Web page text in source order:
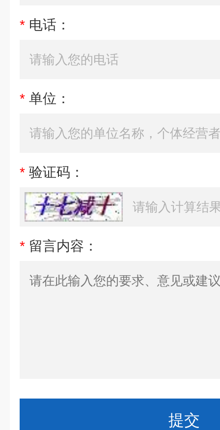
* 电话：
* 单位：
* 验证码：
* 留言内容：